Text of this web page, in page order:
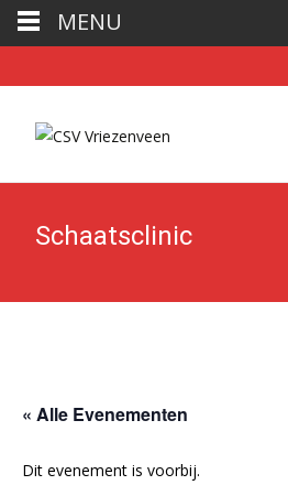
Schaatsclinic
« Alle Evenementen
Dit evenement is voorbij.
MENU